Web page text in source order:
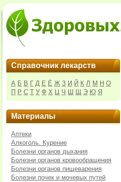
Справочник лекарств
А Б В Г Д Е Ё Ж З И Й К Л М Н О
П Р С Т У Ф Х Ц Ч Ш Щ Э Ю Я
Материалы
Аптеки
Алкоголь. Курение
Болезни органов дыхания
Болезни органов кровообращения
Болезни органов пищеварения
Болезни почек и мочевых путей